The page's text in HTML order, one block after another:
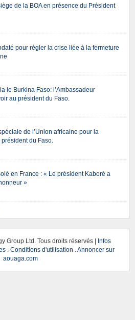
de la BOA en présence du Président
pour régler la crise liée à la fermeture
le Burkina Faso: l’Ambassadeur
au président du Faso.
de l’Union africaine pour la
du Faso.
en France : « Le président Kaboré a
»
Group Ltd. Tous droits réservés | Infos
. Conditions d'utilisation
Annoncer sur
aouaga.com